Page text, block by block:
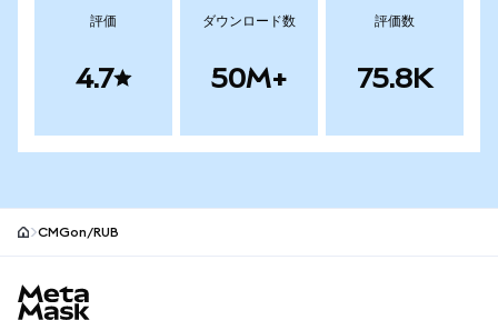
評価
4.7
ダウンロード数
50M+
評価数
75.8K
CMGon/RUB